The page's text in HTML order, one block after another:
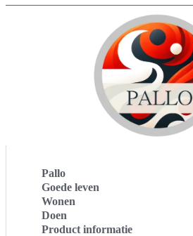
Pallo
Goede leven
Wonen
Doen
Product informatie